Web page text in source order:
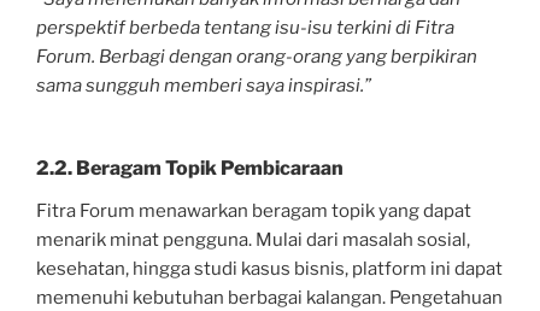
perspektif berbeda tentang isu-isu terkini di Fitra
Forum. Berbagi dengan orang-orang yang berpikiran
sama sungguh memberi saya inspirasi.”
2.2. Beragam Topik Pembicaraan
Fitra Forum menawarkan beragam topik yang dapat
menarik minat pengguna. Mulai dari masalah sosial,
kesehatan, hingga studi kasus bisnis, platform ini dapat
memenuhi kebutuhan berbagai kalangan. Pengetahuan